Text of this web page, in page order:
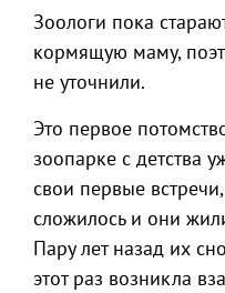
Зоологи пока
кормящую маму,
не уточнили.
Это первое
зоопарке с детства
свои первые
сложилось и они
Пару лет назад их
этот раз возникла